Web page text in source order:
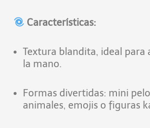
Características:
Textura blandita, ideal para
la mano.
Formas divertidas: mini
animales, emojis o figuras